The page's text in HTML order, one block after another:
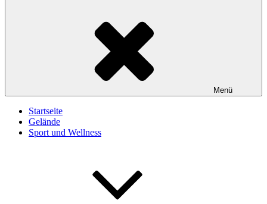
Menü
Startseite
Gelände
Sport und Wellness